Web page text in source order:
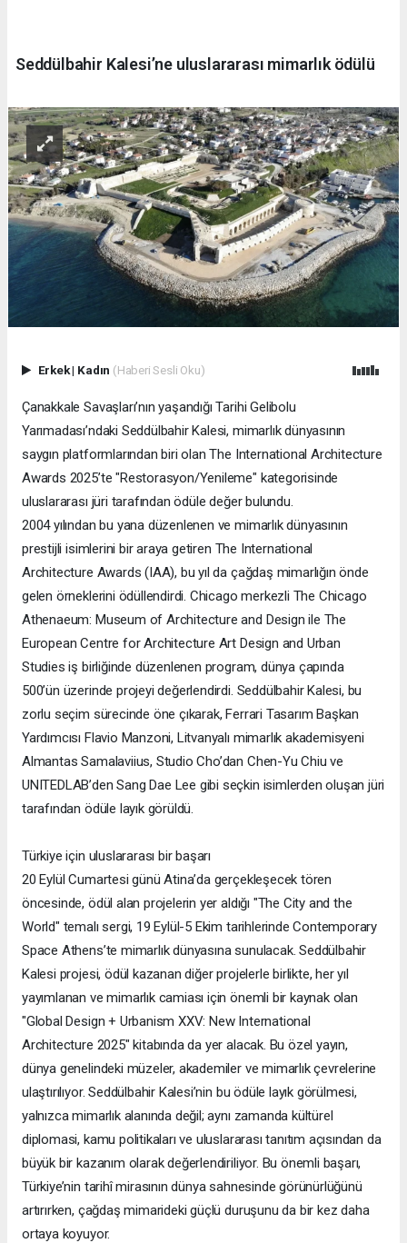
Seddülbahir Kalesi’ne uluslararası mimarlık ödülü
Erkek| Kadın (Haberi Sesli Oku)
Çanakkale Savaşları’nın yaşandığı Tarihi Gelibolu
Yarımadası’ndaki Seddülbahir Kalesi, mimarlık dünyasının
saygın platformlarından biri olan The International Architecture
Awards 2025’te "Restorasyon/Yenileme" kategorisinde
uluslararası jüri tarafından ödüle değer bulundu.
2004 yılından bu yana düzenlenen ve mimarlık dünyasının
prestijli isimlerini bir araya getiren The International
Architecture Awards (IAA), bu yıl da çağdaş mimarlığın önde
gelen örneklerini ödüllendirdi. Chicago merkezli The Chicago
Athenaeum: Museum of Architecture and Design ile The
European Centre for Architecture Art Design and Urban
Studies iş birliğinde düzenlenen program, dünya çapında
500’ün üzerinde projeyi değerlendirdi. Seddülbahir Kalesi, bu
zorlu seçim sürecinde öne çıkarak, Ferrari Tasarım Başkan
Yardımcısı Flavio Manzoni, Litvanyalı mimarlık akademisyeni
Almantas Samalaviius, Studio Cho’dan Chen-Yu Chiu ve
UNITEDLAB’den Sang Dae Lee gibi seçkin isimlerden oluşan jüri
tarafından ödüle layık görüldü.
Türkiye için uluslararası bir başarı
20 Eylül Cumartesi günü Atina’da gerçekleşecek tören
öncesinde, ödül alan projelerin yer aldığı "The City and the
World" temalı sergi, 19 Eylül-5 Ekim tarihlerinde Contemporary
Space Athens’te mimarlık dünyasına sunulacak. Seddülbahir
Kalesi projesi, ödül kazanan diğer projelerle birlikte, her yıl
yayımlanan ve mimarlık camiası için önemli bir kaynak olan
"Global Design + Urbanism XXV: New International
Architecture 2025" kitabında da yer alacak. Bu özel yayın,
dünya genelindeki müzeler, akademiler ve mimarlık çevrelerine
ulaştırılıyor. Seddülbahir Kalesi’nin bu ödüle layık görülmesi,
yalnızca mimarlık alanında değil; aynı zamanda kültürel
diplomasi, kamu politikaları ve uluslararası tanıtım açısından da
büyük bir kazanım olarak değerlendiriliyor. Bu önemli başarı,
Türkiye’nin tarihî mirasının dünya sahnesinde görünürlüğünü
artırırken, çağdaş mimarideki güçlü duruşunu da bir kez daha
ortaya koyuyor.